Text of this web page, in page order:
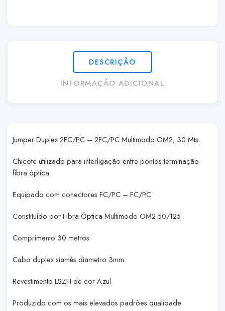
DESCRIÇÃO
INFORMAÇÃO ADICIONAL
Jumper Duplex 2FC/PC – 2FC/PC Multimodo OM2, 30 Mts.
Chicote utilizado para interligação entre pontos terminação
fibra óptica
Equipado com conectores FC/PC – FC/PC
Constituído por Fibra Óptica Multimodo OM2 50/125
Comprimento 30 metros
Cabo duplex siamês diametro 3mm
Revestimento LSZH de cor Azul
Produzido com os mais elevados padrões qualidade